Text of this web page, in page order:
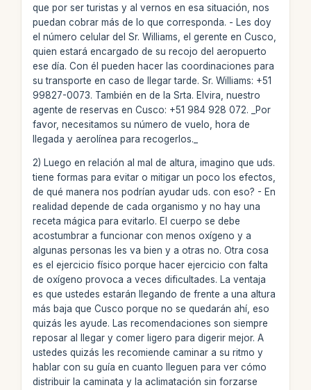
que por ser turistas y al vernos en esa situación, nos
puedan cobrar más de lo que corresponda. - Les doy
el número celular del Sr. Williams, el gerente en Cusco,
quien estará encargado de su recojo del aeropuerto
ese día. Con él pueden hacer las coordinaciones para
su transporte en caso de llegar tarde. Sr. Williams: +51
99827-0073. También en de la Srta. Elvira, nuestro
agente de reservas en Cusco: +51 984 928 072. _Por
favor, necesitamos su número de vuelo, hora de
llegada y aerolínea para recogerlos._
2) Luego en relación al mal de altura, imagino que uds.
tiene formas para evitar o mitigar un poco los efectos,
de qué manera nos podrían ayudar uds. con eso? - En
realidad depende de cada organismo y no hay una
receta mágica para evitarlo. El cuerpo se debe
acostumbrar a funcionar con menos oxígeno y a
algunas personas les va bien y a otras no. Otra cosa
es el ejercicio físico porque hacer ejercicio con falta
de oxígeno provoca a veces dificultades. La ventaja
es que ustedes estarán llegando de frente a una altura
más baja que Cusco porque no se quedarán ahí, eso
quizás les ayude. Las recomendaciones son siempre
reposar al llegar y comer ligero para digerir mejor. A
ustedes quizás les recomiende caminar a su ritmo y
hablar con su guía en cuanto lleguen para ver cómo
distribuir la caminata y la aclimatación sin forzarse